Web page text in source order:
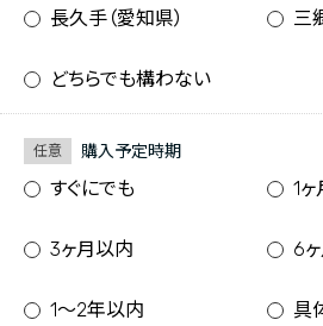
長久手（愛知県） 三
どちらでも構わない
任意 購入予定時期
すぐにでも 1
3ヶ月以内 6
1〜2年以内 具